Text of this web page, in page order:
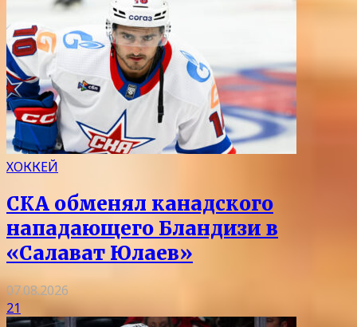
ХОККЕЙ
СКА обменял канадского
нападающего Бландизи в
«Салават Юлаев»
07.08.2026
21